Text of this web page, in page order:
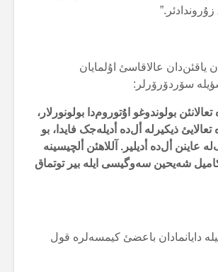
یاقئن‌دان عالاقاسئ اۇلمایان
سۆردۆرۆرلر:
بولوندوغو اۇتوروم‌دا بولونورلار،
تعالایئ ذیکیرلە أل‌دە أدیلەجک فایدا، بو
عاینن أل‌دە أدیلیر. آللاهئن ألچیسینە
کامیل شەیحین سەوگیسی ایلە بیر توتماق
دایانمادان باعضئ کیمسەلرە قول